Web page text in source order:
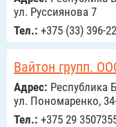
ул. Руссиянова 7
Тел.: +375 (33) 396-
Вайтон групп.
Адрес: Республика
ул. Пономаренко,
Тел.: +375 29